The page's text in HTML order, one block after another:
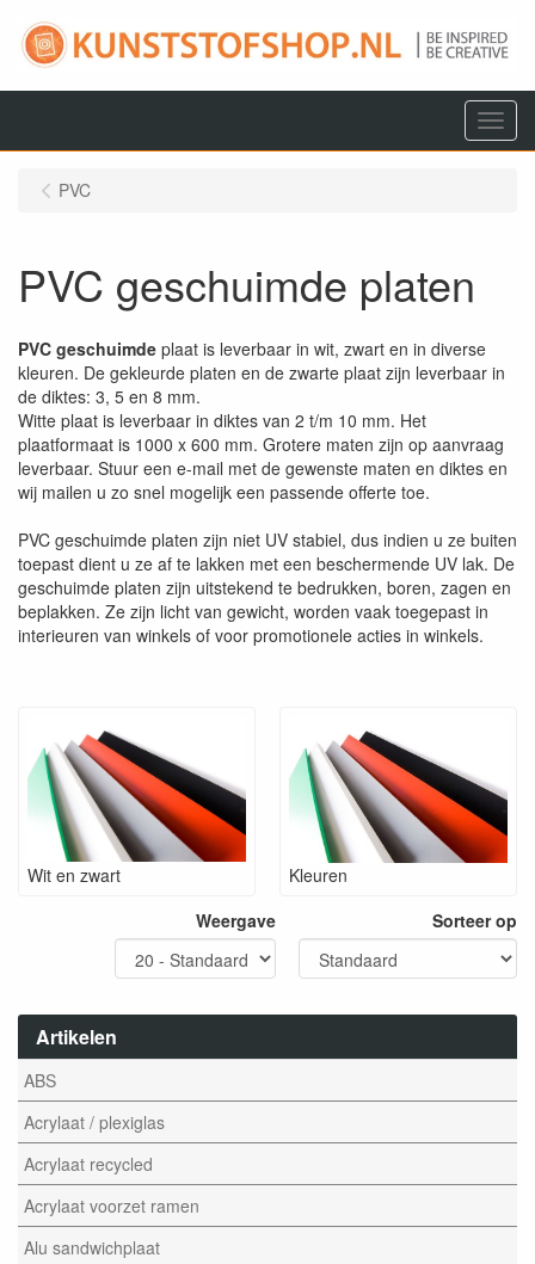
Menu
Artikelen
ABS
Acrylaat / plexiglas
Acrylaat recycled
Acrylaat voorzet ramen
Alu sandwichplaat
PVC
PVC geschuimde platen
PVC geschuimde plaat is leverbaar in wit, zwart en in diverse
kleuren. De gekleurde platen en de zwarte plaat zijn leverbaar in
de diktes: 3, 5 en 8 mm.
Witte plaat is leverbaar in diktes van 2 t/m 10 mm. Het
plaatformaat is 1000 x 600 mm. Grotere maten zijn op aanvraag
leverbaar. Stuur een e-mail met de gewenste maten en diktes en
wij mailen u zo snel mogelijk een passende offerte toe.
PVC geschuimde platen zijn niet UV stabiel, dus indien u ze buiten
toepast dient u ze af te lakken met een beschermende UV lak. De
geschuimde platen zijn uitstekend te bedrukken, boren, zagen en
beplakken. Ze zijn licht van gewicht, worden vaak toegepast in
interieuren van winkels of voor promotionele acties in winkels.
Wit en zwart
Kleuren
Weergave
Sorteer op